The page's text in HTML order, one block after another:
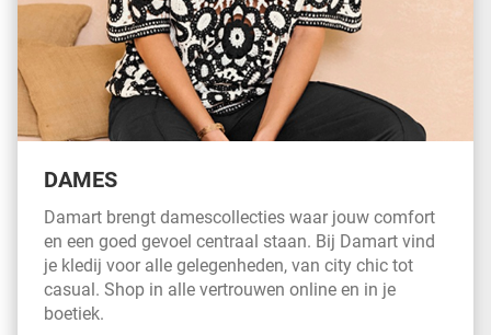
DAMES
Damart brengt damescollecties waar jouw comfort
en een goed gevoel centraal staan. Bij Damart vind
je kledij voor alle gelegenheden, van city chic tot
casual. Shop in alle vertrouwen online en in je
boetiek.